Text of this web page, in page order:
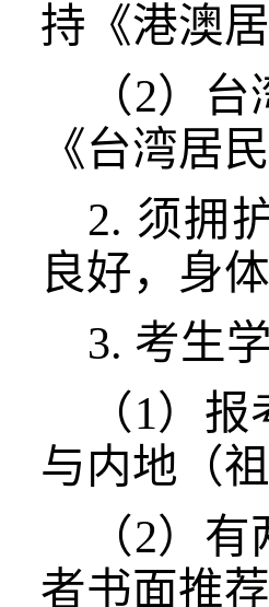
持《港澳
（2） 台
《台湾居
2. 须拥
良好，身
3. 考生
（1） 报
与内地（
（2）有
者书面推荐